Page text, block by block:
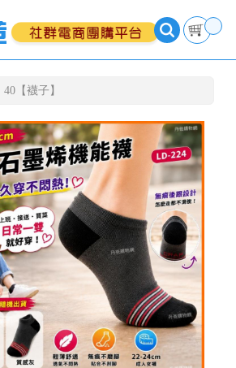
40【襪子】